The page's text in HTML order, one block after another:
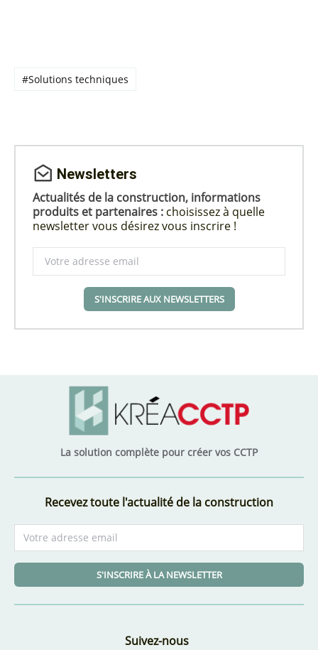
#Solutions techniques
Newsletters
Actualités de la construction, informations
produits et partenaires : choisissez à quelle
newsletter vous désirez vous inscrire !
S'INSCRIRE AUX NEWSLETTERS
La solution complète pour créer vos CCTP
Recevez toute l'actualité de la construction
S'INSCRIRE À LA NEWSLETTER
Suivez-nous